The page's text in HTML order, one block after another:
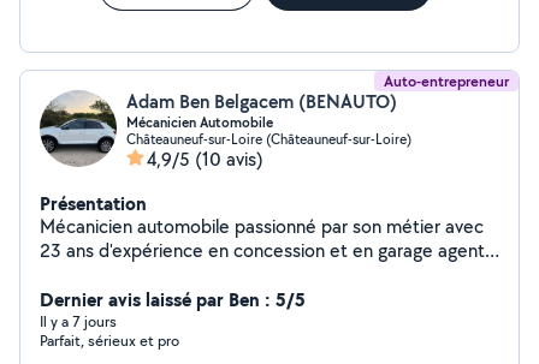
Auto-entrepreneur
Adam Ben Belgacem (BENAUTO)
Mécanicien Automobile
Châteauneuf-sur-Loire (Châteauneuf-sur-Loire)
4,9/5 (10 avis)
Présentation
Mécanicien automobile passionné par son métier avec
23 ans d'expérience en concession et en garage agent
Dernier avis laissé par Ben : 5/5
Il y a 7 jours
Parfait, sérieux et pro